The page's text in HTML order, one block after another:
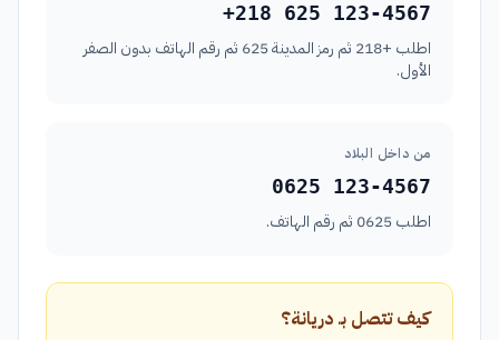
+218 625 123-4567
اطلب +218 ثم رمز المدينة 625 ثم رقم الهاتف بدون الصفر
الأول.
من داخل البلاد
0625 123-4567
اطلب 0625 ثم رقم الهاتف.
كيف تتصل بـ دريانة؟